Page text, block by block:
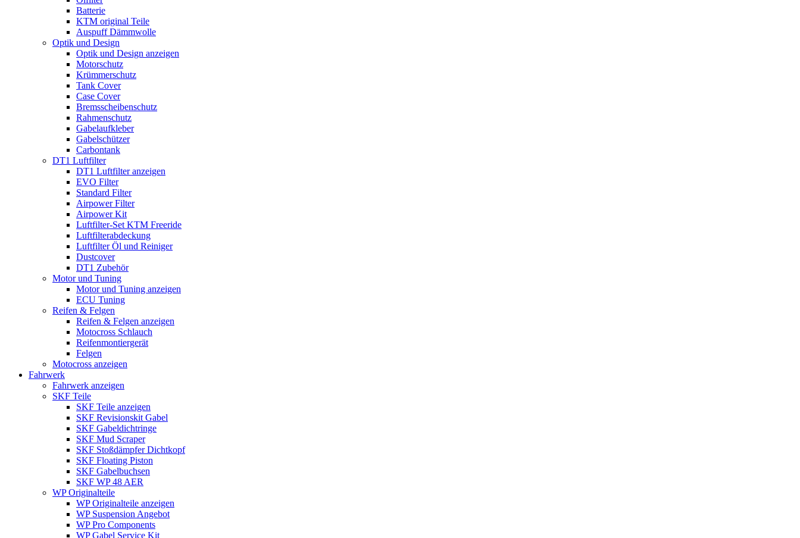
Batterie
KTM original Teile
Auspuff Dämmwolle
Optik und Design
Optik und Design anzeigen
Motorschutz
Krümmerschutz
Tank Cover
Case Cover
Bremsscheibenschutz
Rahmenschutz
Gabelaufkleber
Gabelschützer
Carbontank
DT1 Luftfilter
DT1 Luftfilter anzeigen
EVO Filter
Standard Filter
Airpower Filter
Airpower Kit
Luftfilter-Set KTM Freeride
Luftfilterabdeckung
Luftfilter Öl und Reiniger
Dustcover
DT1 Zubehör
Motor und Tuning
Motor und Tuning anzeigen
ECU Tuning
Reifen & Felgen
Reifen & Felgen anzeigen
Motocross Schlauch
Reifenmontiergerät
Felgen
Motocross anzeigen
Fahrwerk
Fahrwerk anzeigen
SKF Teile
SKF Teile anzeigen
SKF Revisionskit Gabel
SKF Gabeldichtringe
SKF Mud Scraper
SKF Stoßdämpfer Dichtkopf
SKF Floating Piston
SKF Gabelbuchsen
SKF WP 48 AER
WP Originalteile
WP Originalteile anzeigen
WP Suspension Angebot
WP Pro Components
WP Gabel Service Kit